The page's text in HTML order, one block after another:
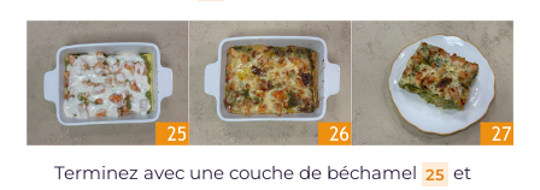
Terminez avec une couche de béchamel 25 et